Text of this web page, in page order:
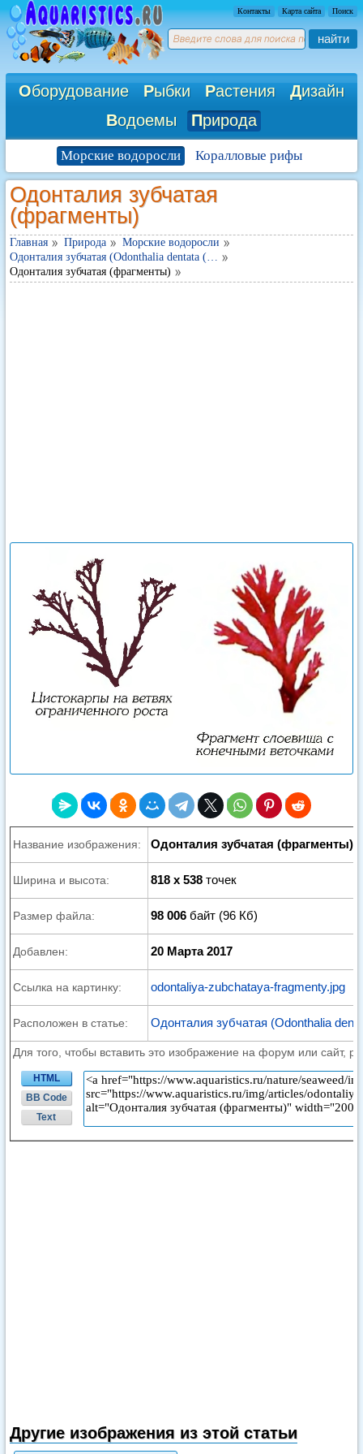
Контакты Карта сайта Поиск
найти
Оборудование Рыбки Растения Дизайн
Водоемы Природа
Морские водоросли Коралловые рифы
Одонталия зубчатая
(фрагменты)
Главная Природа
Морские водоросли
Одонталия зубчатая (Odonthalia dentata (…
Одонталия зубчатая (фрагменты)
Название изображения: Одонталия зубчатая (фрагменты)
Ширина и высота: 818 x 538 точек
Размер файла: 98 006 байт (96 Кб)
Добавлен: 20 Марта 2017
Ссылка на картинку: odontaliya-zubchataya-fragmenty.jpg
Расположен в статье: Одонталия зубчатая (Odonthalia
Для того, чтобы вставить это изображение на форум или сайт,
HTML
BB Code
Text
Другие изображения из этой статьи